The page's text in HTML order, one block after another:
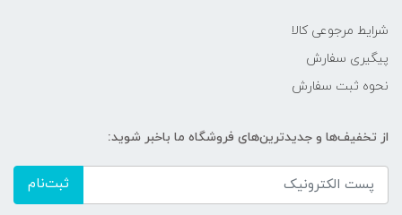
شرایط مرجوعی کالا
پیگیری سفارش
نحوه ثبت سفارش
از تخفیف‌ها و جدیدترین‌های فروشگاه ما باخبر شوید:
ثبت‌نام